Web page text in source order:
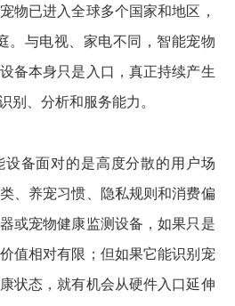
物已进入全球多个国家和地区，
。与电视、家电不同，智能宠物
备本身只是入口，真正持续产生
别、分析和服务能力。
备面对的是高度分散的用户场
、养宠习惯、隐私规则和消费偏
或宠物健康监测设备，如果只是
值相对有限；但如果它能识别宠
状态，就有机会从硬件入口延伸